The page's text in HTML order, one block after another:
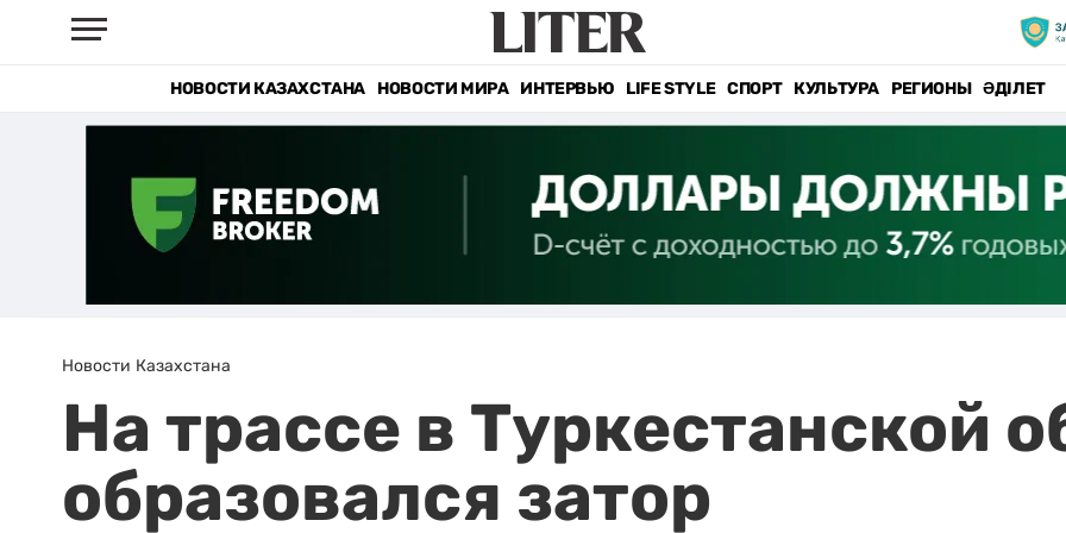
НОВОСТИ КАЗАХСТАНА НОВОСТИ МИРА ИНТЕРВЬЮ LIFE STYLE СПОРТ КУЛЬТУРА РЕГИОНЫ ӘДІЛЕТ
Новости Казахстана
На трассе в Туркестанской
образовался затор